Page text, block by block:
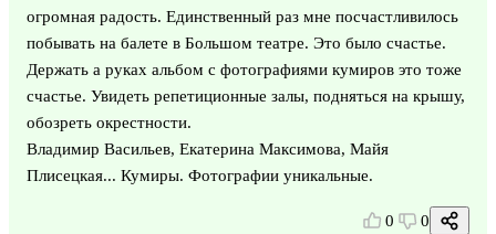
огромная радость. Единственный раз мне посчастливилось
побывать на балете в Большом театре. Это было счастье.
Держать а руках альбом с фотографиями кумиров это тоже
счастье. Увидеть репетиционные залы, подняться на крышу,
обозреть окрестности.
Владимир Васильев, Екатерина Максимова, Майя
Плисецкая... Кумиры. Фотографии уникальные.
0 0